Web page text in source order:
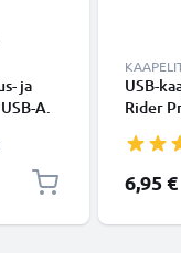
ja
A.
USB-
Rider
5000 /
Musta
6,95 €